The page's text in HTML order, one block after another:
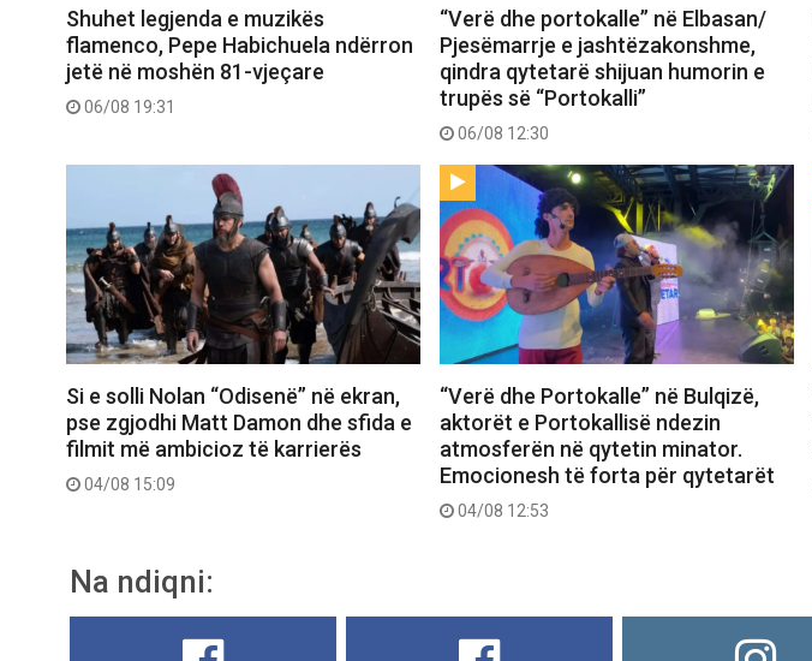
Shuhet legjenda e muzikës
flamenco, Pepe Habichuela ndërron
jetë në moshën 81-vjeçare
06/08 19:31
“Verë dhe portokalle” në Elbasan/
Pjesëmarrje e jashtëzakonshme,
qindra qytetarë shijuan humorin e
trupës së “Portokalli”
06/08 12:30
Si e solli Nolan “Odisenë” në ekran,
pse zgjodhi Matt Damon dhe sfida e
filmit më ambicioz të karrierës
04/08 15:09
“Verë dhe Portokalle” në Bulqizë,
aktorët e Portokallisë ndezin
atmosferën në qytetin minator.
Emocionesh të forta për qytetarët
04/08 12:53
Na ndiqni: